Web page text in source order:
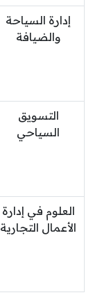
إدارة السياحة
والضيافة
التسويق
السياحي
العلوم في إدارة
الأعمال التجارية